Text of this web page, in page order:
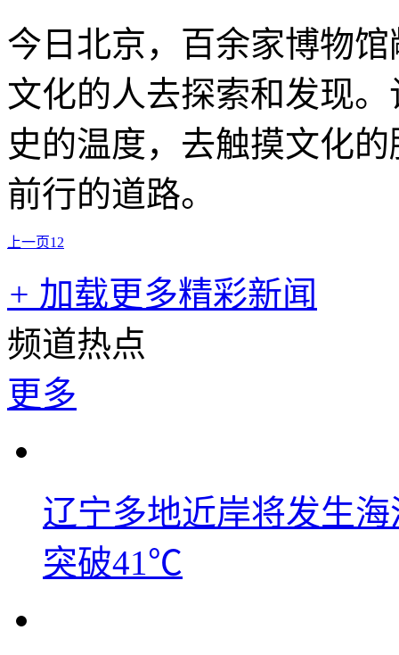
今日北京，百余家博物
文化的人去探索和发现
史的温度，去触摸文化
前行的道路。
上一页1 2
+ 加载更多精彩新闻
频道热点
更多
辽宁多地近岸将发生
突破41℃